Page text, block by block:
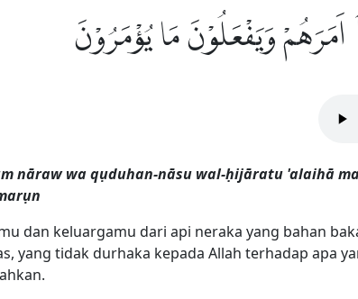
وَيَفْعَلُوْنَ مَا يُؤْمَرُوْنَ
nāraw wa qụduhan-nāsu wal-ḥijāratu 'alaihā
dan keluargamu dari api neraka yang bahan
yang tidak durhaka kepada Allah terhadap apa